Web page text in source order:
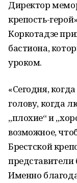
Директор
крепость-
Коркотадзе
бастиона,
уроком.
«Сегодня,
голову, когда
„плохие“ и
возможное,
Брестской
представители
Именно